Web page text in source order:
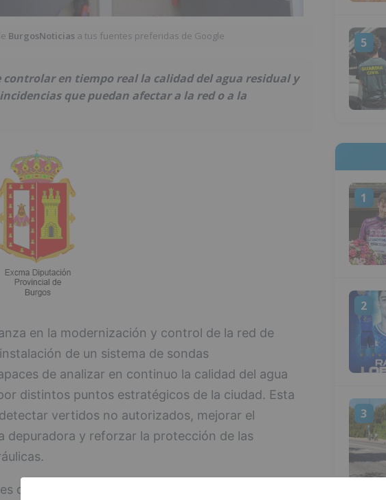
BurgosNoticias a tus fuentes preferidas de Google
controlar en tiempo real la calidad del agua residual y
que puedan afectar a la red o a la
en la modernización y control de la red de
de un sistema de sondas
de analizar en continuo la calidad del agua
distintos puntos estratégicos de la ciudad. Esta
vertidos no autorizados, mejorar el
depuradora y reforzar la protección de las
de monitorización analizan en tiempo real distintos
5
1
2
3